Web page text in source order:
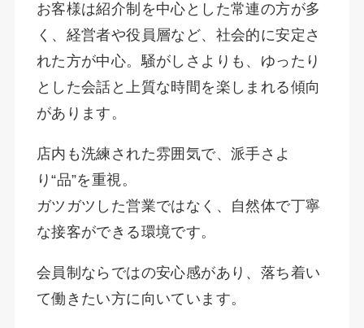
お客様は紹介制を中心とした常連の方が多
く、経営者や役員層など、社会的に安定さ
れた方が中心。騒がしさよりも、ゆったり
とした会話と上質な時間を楽しまれる傾向
があります。
店内も洗練された雰囲気で、派手さよ
り“品”を重視。
ガツガツした営業ではなく、自然体で丁寧
な接客ができる環境です。
会員制ならではの安心感があり、落ち着い
て働きたい方に向いています。